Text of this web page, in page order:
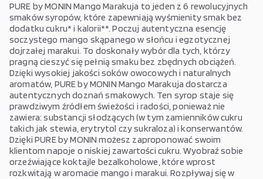
PURE by MONIN Mango Marakuja to jeden z 6 rewolucyjnych
smaków syropów, które zapewniają wyśmienity smak bez
dodatku cukru* i kalorii**. Poczuj autentyczna esencję
soczystego mango skąpanego w słońcu i egzotycznej
dojrzałej marakui. To doskonały wybór dla tych, którzy
pragną cieszyć się pełnią smaku bez zbędnych obciążeń.
Dzięki wysokiej jakości soków owocowych i naturalnych
aromatów, PURE by MONIN Mango Marakuja dostarcza
autentycznych doznań smakowych. Ten syrop staje się
prawdziwym źródłem świeżości i radości, ponieważ nie
zawiera: substancji słodzących (w tym zamienników cukru
takich jak stewia, erytrytol czy sukraloza) i konserwantów.
Dzięki PURE by MONIN możesz zaproponować swoim
klientom napoje o niskiej zawartości cukru. Wyobraź sobie
orzeźwiające koktajle bezalkoholowe, które wprost
rozkwitają w aromacie mango i marakui. Rozpływaj się w